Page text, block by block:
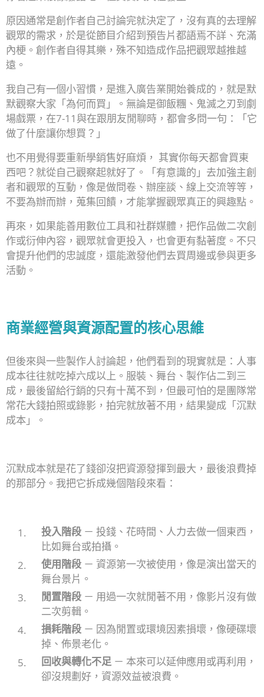
原因通常是創作者自己討論完就決定了，沒有真的去理解
觀眾的需求，於是從節目介紹到預告片都語焉不詳、充滿
內梗。創作者自得其樂，殊不知造成作品把觀眾越推越
遠。
我自己有一個小習慣，是進入廣告業開始養成的，就是默
默觀察大家「為何而買」。無論是御飯糰、鬼滅之刃到劇
場戲票，在7-11與在跟朋友閒聊時，都會多問一句：「它
做了什麼讓你想買？」
也不用覺得要重新學銷售好麻煩， 其實你每天都會買東
西吧？就從自己觀察起就好了。「有意識的」去加強主創
者和觀眾的互動，像是做問卷、辦座談、線上交流等等，
不要為辦而辦，蒐集回饋，才能掌握觀眾真正的興趣點。
再來，如果能善用數位工具和社群媒體，把作品做二次創
作或衍伸內容，觀眾就會更投入，也會更有黏著度。不只
會提升他們的忠誠度，還能激發他們去買周邊或參與更多
活動。
商業經營與資源配置的核心思維
但後來與一些製作人討論起，他們看到的現實就是：人事
成本往往就吃掉六成以上。服裝、舞台、製作佔二到三
成，最後留給行銷的只有十萬不到，但最可怕的是團隊常
常花大錢拍照或錄影，拍完就放著不用，結果變成「沉默
成本」。
沉默成本就是花了錢卻沒把資源發揮到最大，最後浪費掉
的那部分。我把它拆成幾個階段來看：
投入階段 － 投錢、花時間、人力去做一個東西，
比如舞台或拍攝。
使用階段 － 資源第一次被使用，像是演出當天的
舞台景片。
閒置階段 － 用過一次就閒著不用，像影片沒有做
二次剪輯。
損耗階段 － 因為閒置或環境因素損壞，像硬碟壞
掉、佈景老化。
回收與轉化不足 － 本來可以延伸應用或再利用，
卻沒規劃好，資源效益被浪費。